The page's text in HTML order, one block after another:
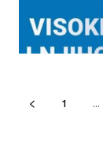
1 ...